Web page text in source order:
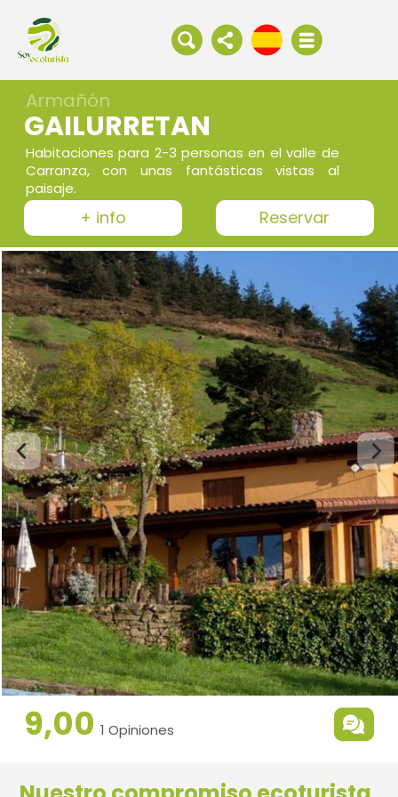
Armañón
GAILURRETAN
Habitaciones para 2-3 personas en el valle de
Carranza, con unas fantásticas vistas al
paisaje.
+ info Reservar
9,00 1 Opiniones